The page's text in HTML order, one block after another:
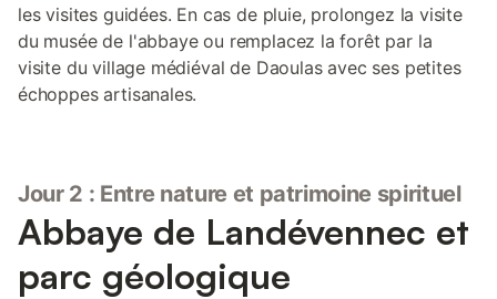
les visites guidées. En cas de pluie, prolongez la visite
du musée de l'abbaye ou remplacez la forêt par la
visite du village médiéval de Daoulas avec ses petites
échoppes artisanales.
Jour 2 : Entre nature et patrimoine spirituel
Abbaye de Landévennec et
parc géologique